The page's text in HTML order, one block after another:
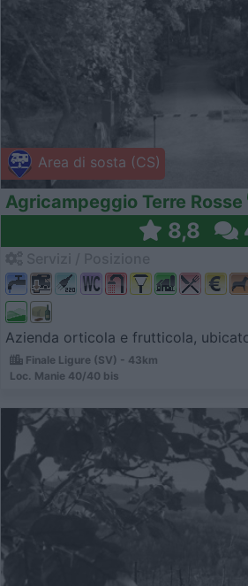
Area di sosta (CS)
Agricampeggio Terre Rosse
8,8
Azienda orticola e frutticola,
Finale Ligure (SV) - 43km
Loc. Manie 40/40 bis